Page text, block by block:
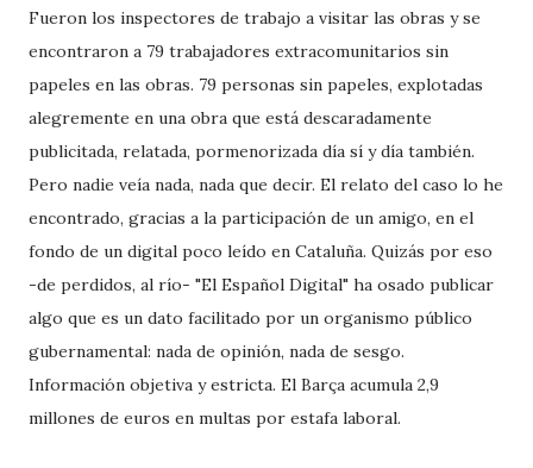
Fueron los inspectores de trabajo a visitar las obras y se
encontraron a 79 trabajadores extracomunitarios sin
papeles en las obras. 79 personas sin papeles, explotadas
alegremente en una obra que está descaradamente
publicitada, relatada, pormenorizada día sí y día también.
Pero nadie veía nada, nada que decir. El relato del caso lo he
encontrado, gracias a la participación de un amigo, en el
fondo de un digital poco leído en Cataluña. Quizás por eso
-de perdidos, al río- "El Español Digital" ha osado publicar
algo que es un dato facilitado por un organismo público
gubernamental: nada de opinión, nada de sesgo.
Información objetiva y estricta. El Barça acumula 2,9
millones de euros en multas por estafa laboral.